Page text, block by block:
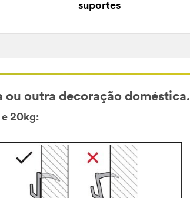
suportes
1901
ou outra decoração doméstica.
e 20kg: